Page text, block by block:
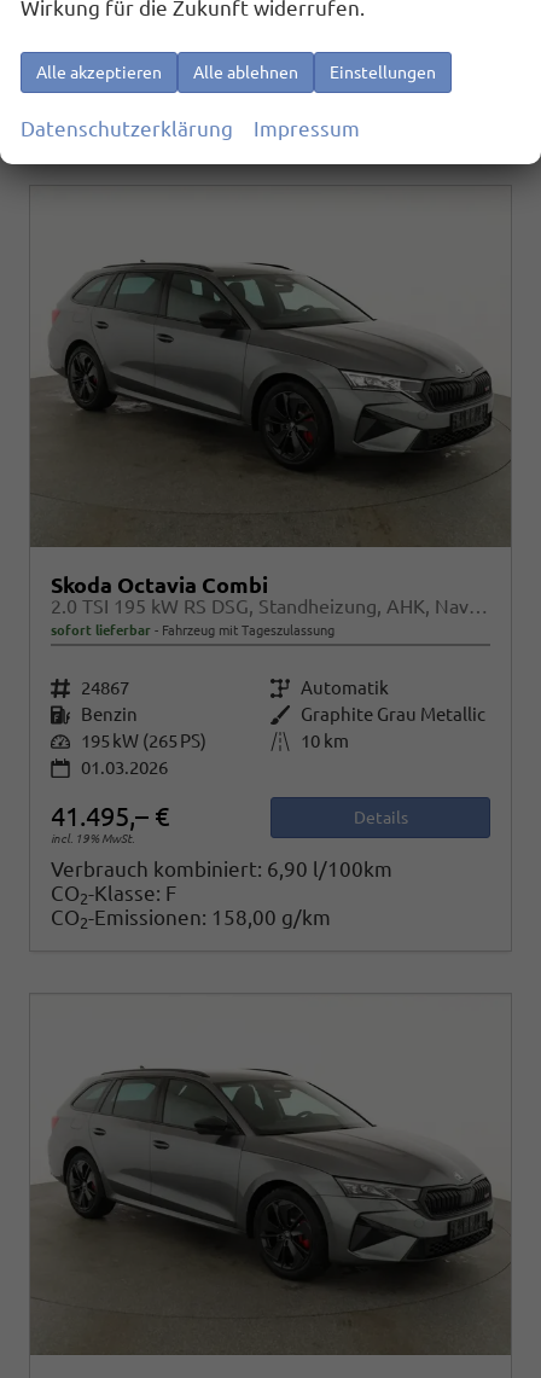
41.495,– € Details
Verbrauch kombiniert:6,90 l/100km
CO2-Klasse:
Skoda Octavia Combi
2.0 TSI 195 kW RS DSG, Standheizung, AHK, Navi, Matrix, Side, Winter, 5 J.-Garantie
sofort lieferbar Fahrzeug mit Tageszulassung
Fahrzeugnr. 24867 Getriebe Automatik
Kraftstoff Benzin Außenfarbe Graphite Grau Metallic
Leistung 195 kW (265 PS) Kilometerstand
10 km
01.03.2026
41.495,– €
incl. 19% MwSt.
Details
Verbrauch kombiniert: 6,90 l/100km
CO2-Klasse: F
CO2-Emissionen: 158,00 g/km
Wirkung für die Zukunft widerrufen.
Alle akzeptieren Alle ablehnen Einstellungen
Datenschutzerklärung Impressum